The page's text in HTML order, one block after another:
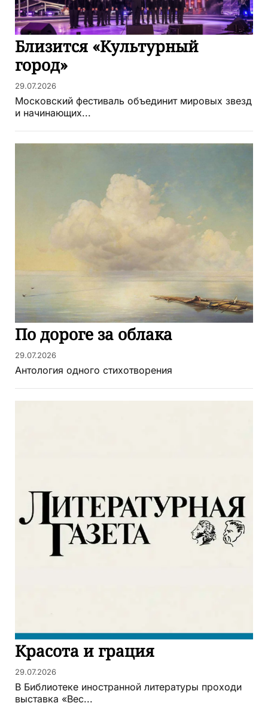
Близится «Культурный
город»
29.07.2026
Московский фестиваль объединит мировых звезд
и начинающих...
По дороге за облака
29.07.2026
Антология одного стихотворения
Красота и грация
29.07.2026
В Библиотеке иностранной литературы проходи
выставка «Вес...